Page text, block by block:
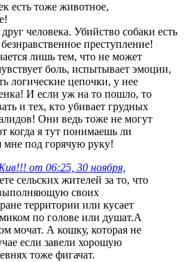
есть тоже животное,
человека. Убийство собаки есть
преступление!
лишь тем, что не может
боль, испытывает эмоции,
логические цепочки, у нее
И если уж на то пошло, то
и тех, кто убивает грудных
Они ведь тоже не могут
когда я тут понимаешь ли
под горячую руку!
от 06:25, 30 ноября,
сельских жителей за то, что
своих
территории или кусает
по голове или душат.А
мочат. А кошку, которая не
если завели хорошую
тоже фигачат.